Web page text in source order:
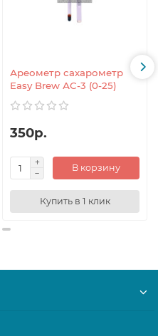
Ареометр сахарометр
Easy Brew АС-3 (0-25)
350р.
В корзину
Купить в 1 клик